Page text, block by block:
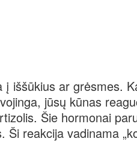
iššūkius ar grėsmes.
jūsų kūnas
Šie hormonai
reakcija vadinama